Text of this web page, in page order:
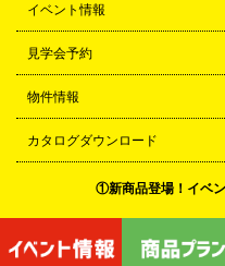
イベント情報
見学会予約
物件情報
カタログダウンロード
①新商品登場！イベ